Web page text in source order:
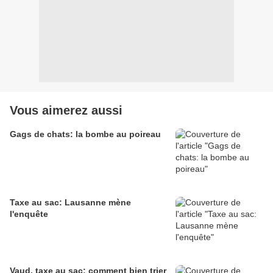
Vous aimerez aussi
Gags de chats: la bombe au poireau
Taxe au sac: Lausanne mène
l'enquête
Vaud, taxe au sac: comment bien trier